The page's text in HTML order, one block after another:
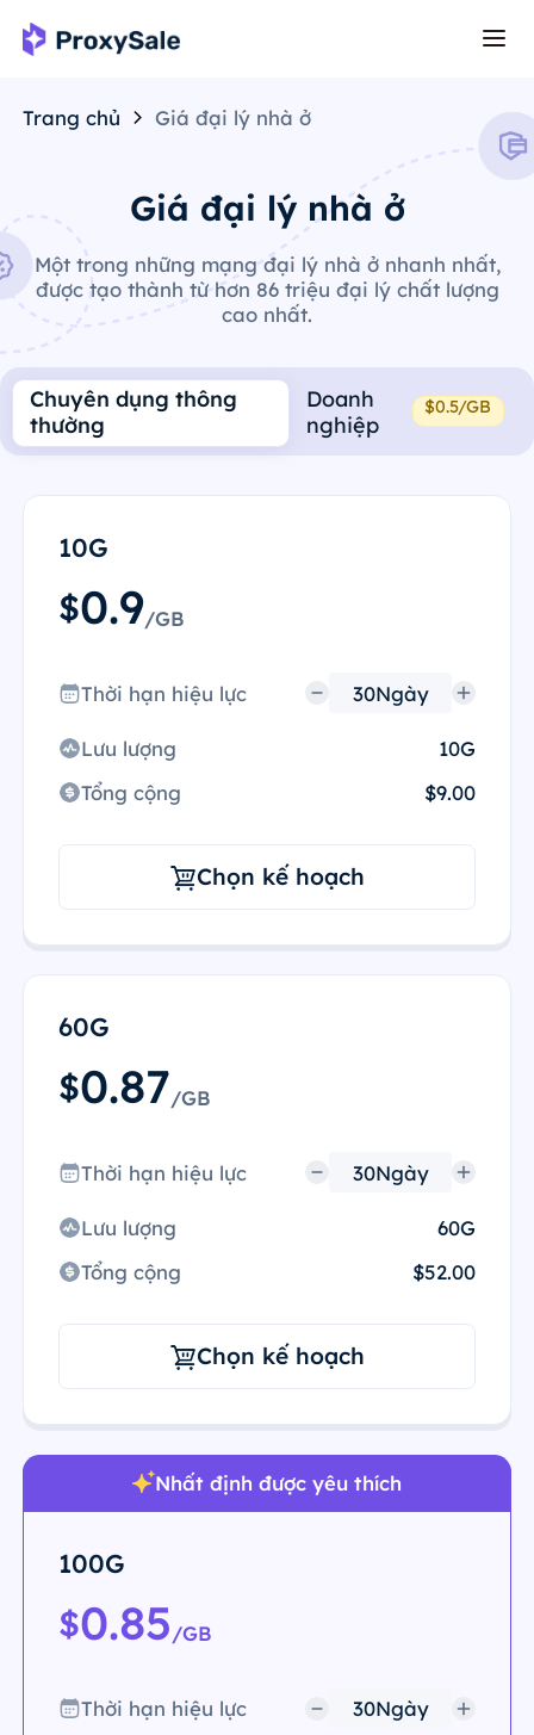
Trang chủ Giá đại lý nhà ở
Giá đại lý nhà ở
Một trong những mạng đại lý nhà ở nhanh nhất,
được tạo thành từ hơn 86 triệu đại lý chất lượng
cao nhất.
Chuyên dụng thông
thường
Doanh
nghiệp
$0.5/GB
10G
$0.9/GB
Thời hạn hiệu lực
Lưu lượng
10G
Tổng cộng
$9.00
Chọn kế hoạch
60G
$0.87/GB
Thời hạn hiệu lực
Lưu lượng
60G
Tổng cộng
$52.00
Chọn kế hoạch
Nhất định được yêu thích
100G
$0.85/GB
Thời hạn hiệu lực